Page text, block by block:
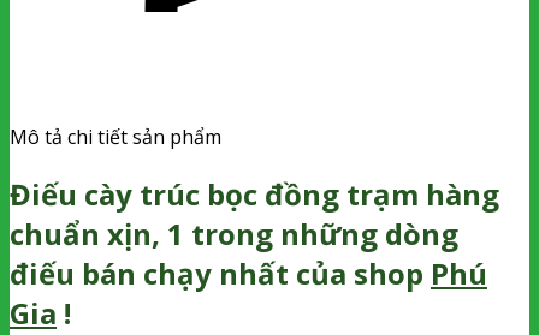
Mô tả chi tiết sản phẩm
Điếu cày trúc bọc đồng trạm hàng
chuẩn xịn, 1 trong những dòng
điếu bán chạy nhất của shop Phú
Gia !